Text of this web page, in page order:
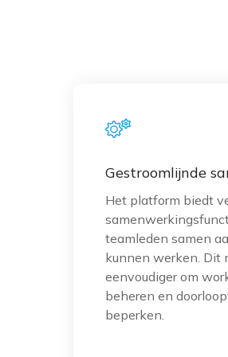
voor WoodWing
Lees verder
Gestroomlijnde
Het platform biedt
teamleden samen
kunnen werken. Dit
eenvoudiger om
beheren en
beperken.